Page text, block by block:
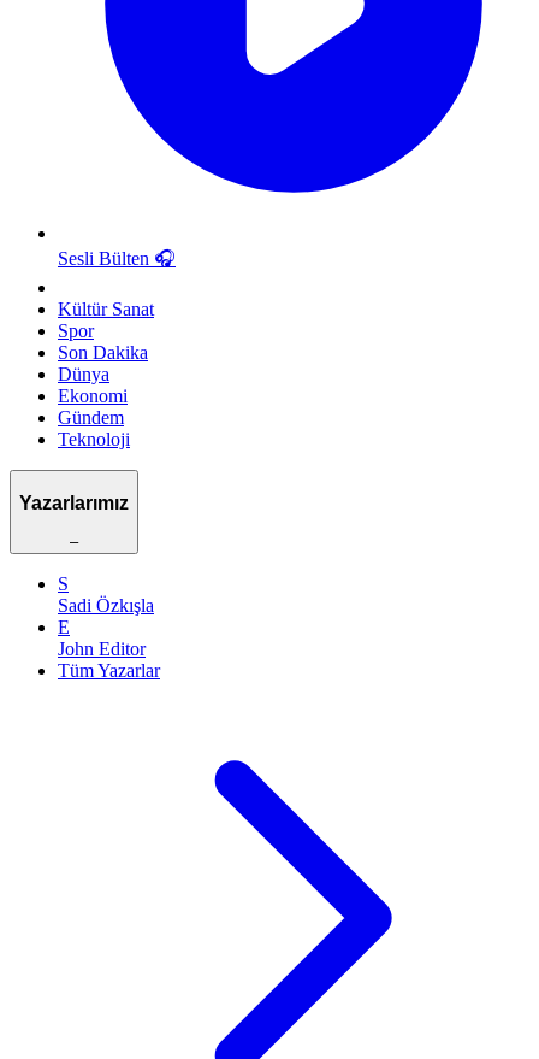
Sesli Bülten 🎧
Kültür Sanat
Spor
Son Dakika
Dünya
Ekonomi
Gündem
Teknoloji
Yazarlarımız
–
S
Sadi Özkışla
E
John Editor
Tüm Yazarlar